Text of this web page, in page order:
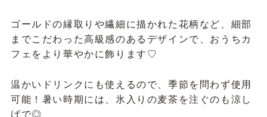
ゴールドの縁取りや繊細に描かれた花柄など、細部
までこだわった高級感のあるデザインで、おうちカ
フェをより華やかに飾ります♡
温かいドリンクにも使えるので、季節を問わず使用
可能！暑い時期には、氷入りの麦茶を注ぐのも涼し
げで◎